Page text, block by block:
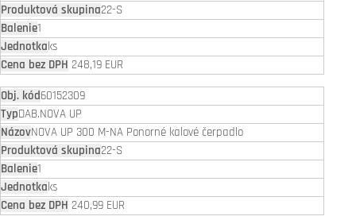
22-S
1
ks
248,19 EUR
60152309
DAB.NOVA UP
NOVA UP 300 M-NA Ponorné kalové čerpadlo
22-S
1
ks
240,99 EUR